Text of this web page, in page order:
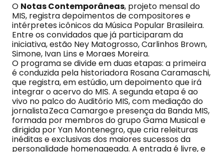
O Notas Contemporâneas, projeto mensal do
MIS, registra depoimentos de compositores e
intérpretes icônicos da Música Popular Brasileira.
Entre os convidados que já participaram da
iniciativa, estão Ney Matogrosso, Carlinhos Brown,
Simone, Ivan Lins e Moraes Moreira.
O programa se divide em duas etapas: a primeira
é conduzida pela historiadora Rosana Caramaschi,
que registra, em estúdio, um depoimento que irá
integrar o acervo do MIS. A segunda etapa é ao
vivo no palco do Auditório MIS, com mediação do
jornalista Zeca Camargo e presença da Banda MIS,
formada por membros do grupo Gama Musical e
dirigida por Yan Montenegro, que cria releituras
inéditas e exclusivas dos maiores sucessos da
personalidade homenageada. A entrada é livre, e